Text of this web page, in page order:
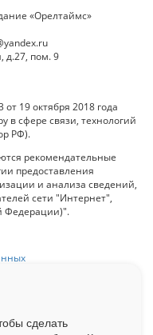
«Орелтаймс»
д.27, пом. 9
19 октября 2018 года
в сфере связи, технологий
РФ).
рекомендательные
предоставления
и анализа сведений,
сети "Интернет",
Федерации)".
сделать